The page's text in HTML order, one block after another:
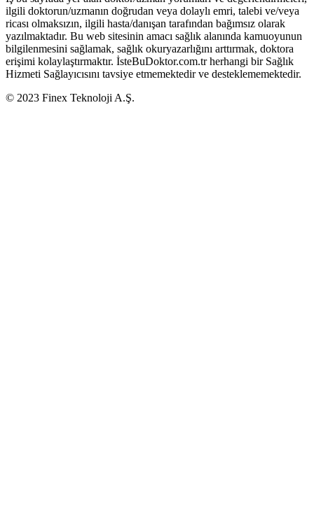
ilgili doktorun/uzmanın doğrudan veya dolaylı emri, talebi ve/veya
ricası olmaksızın, ilgili hasta/danışan tarafından bağımsız olarak
yazılmaktadır. Bu web sitesinin amacı sağlık alanında kamuoyunun
bilgilenmesini sağlamak, sağlık okuryazarlığını arttırmak, doktora
erişimi kolaylaştırmaktır. İsteBuDoktor.com.tr herhangi bir Sağlık
Hizmeti Sağlayıcısını tavsiye etmemektedir ve desteklememektedir.
© 2023 Finex Teknoloji A.Ş.